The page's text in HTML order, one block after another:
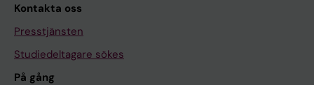
Kontakta oss
Presstjänsten
Studiedeltagare sökes
På gång